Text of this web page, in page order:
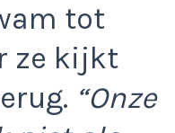
tot
ze kijkt
“Onze